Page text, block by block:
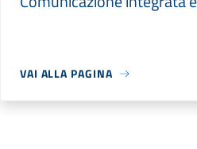
VAI ALLA PAGINA